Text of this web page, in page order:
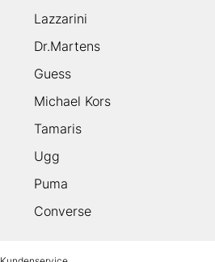
Lazzarini
Dr.Martens
Guess
Michael Kors
Tamaris
Ugg
Puma
Converse